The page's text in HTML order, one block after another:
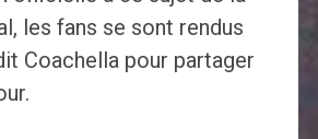
les fans se sont rendus
Coachella pour partager